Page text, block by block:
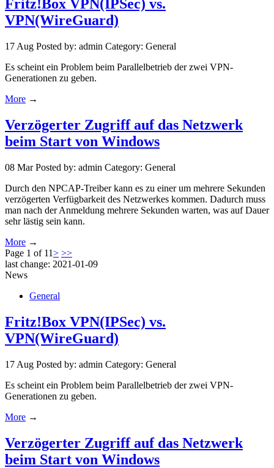
Fritz!Box VPN(IPSec) vs.
VPN(WireGuard)
17 Aug Posted by: admin Category: General
Es scheint ein Problem beim Parallelbetrieb der zwei VPN-
Generationen zu geben.
More →
Verzögerter Zugriff auf das Netzwerk
beim Start von Windows
08 MarPosted by: admin Category: General
Durch den NPCAP-Treiber kann es zu einer um mehrere Sekunden
verzögerten Verfügbarkeit des Netzwerkes kommen. Dadurch muss
man nach der Anmeldung mehrere Sekunden warten, was auf Dauer
sehr lästig sein kann.
More →
Page 1 of 11> >>
last change: 2021-01-09
News
General
Fritz!Box VPN(IPSec) vs.
VPN(WireGuard)
17 Aug Posted by: admin Category: General
Es scheint ein Problem beim Parallelbetrieb der zwei VPN-
Generationen zu geben.
More →
Verzögerter Zugriff auf das Netzwerk
beim Start von Windows